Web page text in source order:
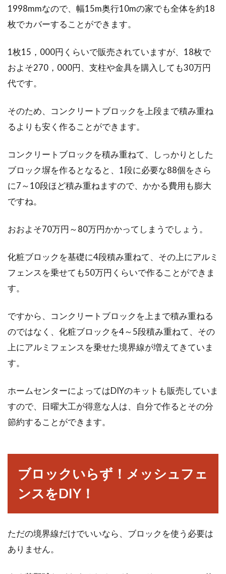
1998mmなので、幅15m奥行10mの家でも全体を約18
枚でカバーすることができます。
1枚15，000円くらいで販売されていますが、18枚で
およそ270，000円、支柱や金具を購入しても30万円
代です。
そのため、コンクリートブロックを上段まで積み重ね
るよりも安く作ることができます。
コンクリートブロックを積み重ねて、しっかりとした
ブロック塀を作るとなると、1段に必要な88個をさら
に7～10段ほど積み重ねますので、かかる費用も膨大
ですね。
おおよそ70万円～80万円かかってしまうでしょう。
化粧ブロックを基礎に4段積み重ねて、その上にアルミ
フェンスを乗せても50万円くらいで作ることができま
す。
ですから、コンクリートブロックを上まで積み重ねる
のではなく、化粧ブロックを4～5段積み重ねて、その
上にアルミフェンスを乗せた境界線が増えてきていま
す。
ホームセンターによってはDIYのキットも販売していま
すので、日曜大工が得意な人は、自分で作るとその分
節約することができます。
ブロックいらず！メッシュフェ
ンスをDIY！
ただの境界線だけでいいなら、ブロックを使う必要は
ありません。